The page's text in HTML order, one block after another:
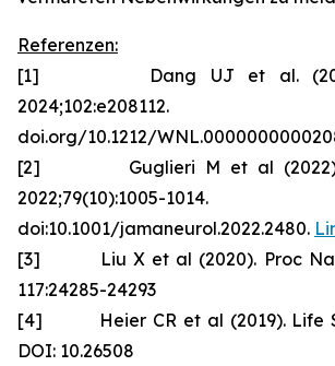
Referenzen:
[1] Dang UJ et al.
2024;102:e208112.
doi.org/10.1212/
[2] Guglieri M et al (2022).
2022;79(10):1005-1014.
doi:10.1001/jamaneurol.2022.2480.
[3] Liu X et al (2020). Proc Natl
117:24285-24293
[4] Heier CR et al (2019). Life
DOI: 10.26508